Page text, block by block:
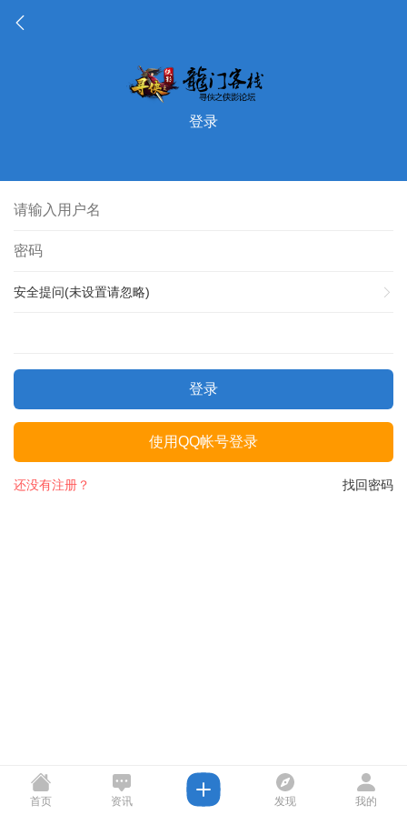
登录
安全提问(未设置请忽略)
登录
使用QQ帐号登录
找回密码
还没有注册？
首页 资讯 发现 我的